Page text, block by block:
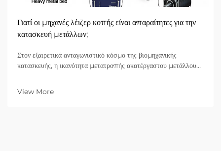
Γιατί οι μηχανές λέιζερ κοπής είναι απαραίτητες για την
κατασκευή μετάλλων;
Στον εξαιρετικά ανταγωνιστικό κόσμο της βιομηχανικής
κατασκευής, η ικανότητα μετατροπής ακατέργαστου μετάλλου
πιο περίπλοκα σχέδια και συντομότερους κύκλους παραγωγής,
View More